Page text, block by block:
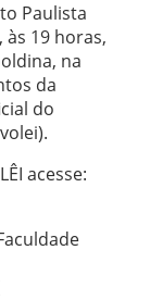
Paulista
às 19 horas,
na
da
do
acesse: